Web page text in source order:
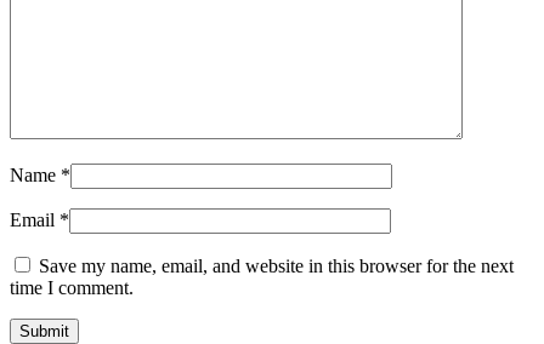
Name *
Email *
Save my name, email, and website in this browser for the next
time I comment.